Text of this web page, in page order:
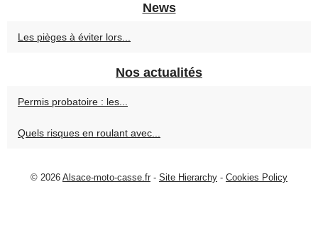
News
Les pièges à éviter lors...
Nos actualités
Permis probatoire : les...
Quels risques en roulant avec...
© 2026 Alsace-moto-casse.fr - Site Hierarchy - Cookies Policy